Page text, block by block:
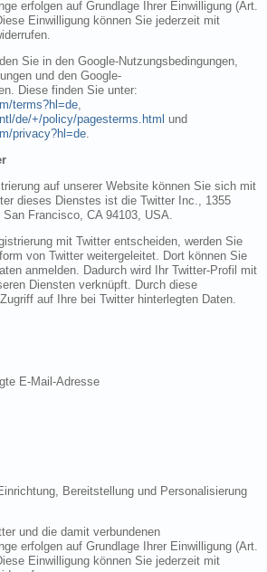
erfolgen auf Grundlage Ihrer Einwilligung (Art.
Einwilligung können Sie jederzeit mit
Sie in den Google-Nutzungsbedingungen,
und den Google-
Diese finden Sie unter:
terms?hl=de,
de/+/policy/pagesterms.html und
privacy?hl=de.
auf unserer Website können Sie sich mit
dieses Dienstes ist die Twitter Inc., 1355
Francisco, CA 94103, USA.
mit Twitter entscheiden, werden Sie
von Twitter weitergeleitet. Dort können Sie
anmelden. Dadurch wird Ihr Twitter-Profil mit
Diensten verknüpft. Durch diese
auf Ihre bei Twitter hinterlegten Daten.
E-Mail-Adresse
Bereitstellung und Personalisierung
und die damit verbundenen
erfolgen auf Grundlage Ihrer Einwilligung (Art.
Einwilligung können Sie jederzeit mit